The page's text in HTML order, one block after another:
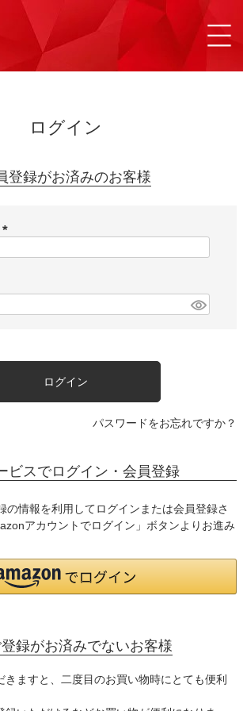
ログイン
登録がお済みのお客様
)
ログイン
パスワードをお忘れですか？
ビスでログイン・会員登録
の情報を利用してログインまたは会員登録さ
アカウントでログイン」ボタンよりお進み
登録がお済みでないお客様
きますと、二度目のお買い物時にとても便利